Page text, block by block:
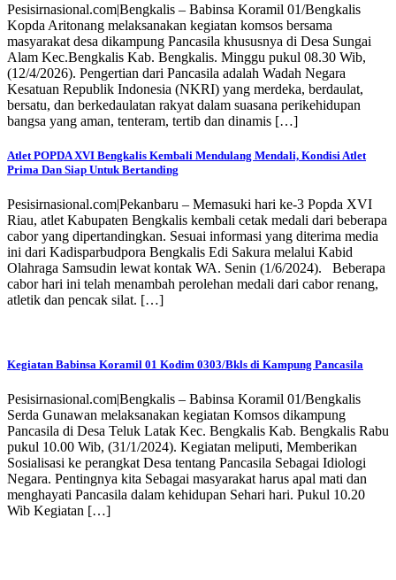
Pesisirnasional.com|Bengkalis – Babinsa Koramil 01/Bengkalis
Kopda Aritonang melaksanakan kegiatan komsos bersama
masyarakat desa dikampung Pancasila khususnya di Desa Sungai
Alam Kec.Bengkalis Kab. Bengkalis. Minggu pukul 08.30 Wib,
(12/4/2026). Pengertian dari Pancasila adalah Wadah Negara
Kesatuan Republik Indonesia (NKRI) yang merdeka, berdaulat,
bersatu, dan berkedaulatan rakyat dalam suasana perikehidupan
bangsa yang aman, tenteram, tertib dan dinamis […]
Atlet POPDA XVI Bengkalis Kembali Mendulang Mendali, Kondisi Atlet
Prima Dan Siap Untuk Bertanding
Pesisirnasional.com|Pekanbaru – Memasuki hari ke-3 Popda XVI
Riau, atlet Kabupaten Bengkalis kembali cetak medali dari beberapa
cabor yang dipertandingkan. Sesuai informasi yang diterima media
ini dari Kadisparbudpora Bengkalis Edi Sakura melalui Kabid
Olahraga Samsudin lewat kontak WA. Senin (1/6/2024). Beberapa
cabor hari ini telah menambah perolehan medali dari cabor renang,
atletik dan pencak silat. […]
Kegiatan Babinsa Koramil 01 Kodim 0303/Bkls di Kampung Pancasila
Pesisirnasional.com|Bengkalis – Babinsa Koramil 01/Bengkalis
Serda Gunawan melaksanakan kegiatan Komsos dikampung
Pancasila di Desa Teluk Latak Kec. Bengkalis Kab. Bengkalis Rabu
pukul 10.00 Wib, (31/1/2024). Kegiatan meliputi, Memberikan
Sosialisasi ke perangkat Desa tentang Pancasila Sebagai Idiologi
Negara. Pentingnya kita Sebagai masyarakat harus apal mati dan
menghayati Pancasila dalam kehidupan Sehari hari. Pukul 10.20
Wib Kegiatan […]